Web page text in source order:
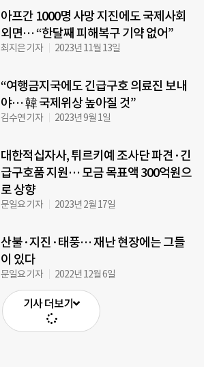
아프간 1000명 사망 지진에도 국제사회
외면… “한달째 피해복구 기약 없어”
최지은 기자 2023년 11월 13일
“여행금지국에도 긴급구호 의료진 보내
야… 韓 국제위상 높아질 것”
김수연 기자 2023년 9월 1일
대한적십자사, 튀르키예 조사단 파견·긴
급구호품 지원… 모금 목표액 300억원으
로 상향
문일요 기자 2023년 2월 17일
산불·지진·태풍… 재난 현장에는 그들
이 있다
문일요 기자 2022년 12월 6일
기사 더보기